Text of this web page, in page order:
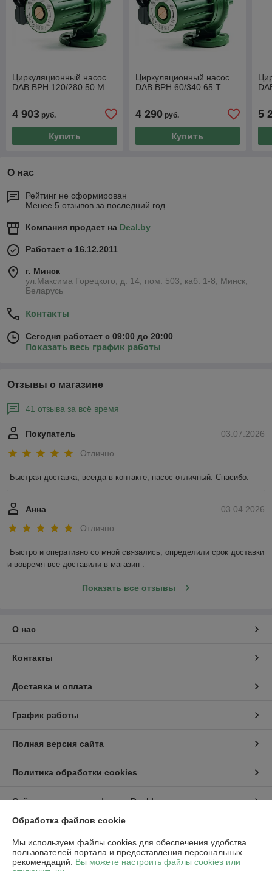
Циркуляционный насос
DAB BPH 120/280.50 M
4 903 руб.
Купить
Циркуляционный насос
DAB BPH 60/340.65 T
4 290руб.
Купить
5
О нас
Рейтинг не сформирован
Менее 5 отзывов за последний год
Компания продает на Deal.by
Работает с 16.12.2011
г. Минск
ул.Максима Горецкого, д. 14, пом. 503, каб. 1-8, Минск,
Беларусь
Контакты
Сегодня работает с 09:00 до 20:00
Показать весь график работы
Отзывы о магазине
41 отзыва за всё время
03.07.2026
Покупатель
Отлично
Быстрая доставка, всегда в контакте, насос отличный. Спасибо.
03.04.2026
Анна
Отлично
Быстро и оперативно со мной связались, определили срок доставки
и вовремя все доставили в магазин .
Показать все отзывы
О нас
Контакты
Доставка и оплата
График работы
Полная версия сайта
Политика обработки cookies
Сайт создан на платформе Deal.by
Информация для покупателя
Юридическое лицо:ООО "Пампбай"
220018, г. Минск, ул. Максима Горецкого, д. 14, пом. 503, каб. 1-8
Обработка файлов cookie
Мы используем файлы cookies для обеспечения удобства
пользователей портала и предоставления персональных
рекомендаций. Вы можете настроить файлы cookies или